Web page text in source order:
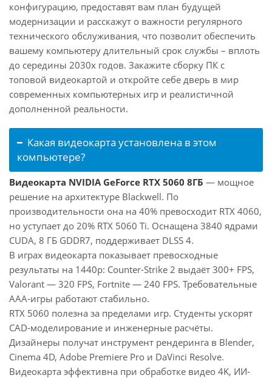
конфигурацию, предоставят вам план будущей
модернизации и расскажут о важности регулярного
технического обслуживания, что позволит обеспечить
вашему компьютеру длительный срок службы – вплоть
до середины 2030х годов. Закажите сборку ПК с
топовой видеокартой и откройте себе дверь в мир
современных компьютерных игр и реалистичной
дополненной реальности.
Какая видеокарта установлена в этом
компьютере?
Видеокарта NVIDIA GeForce RTX 5060 8ГБ — мощное
решение на архитектуре Blackwell. По
производительности она на 40% превосходит RTX 4060,
но уступает до 20% RTX 5060 Ti. Оснащена 3840 ядрами
CUDA, 8 ГБ GDDR7, поддерживает DLSS 4.
В играх видеокарта показывает превосходные
результаты на 1440p: Counter-Strike 2 выдаёт 300+ FPS,
Valorant — 320 FPS, Fortnite — 240 FPS. Требовательные
AAA-игры работают стабильно.
RTX 5060 полезна за пределами игр. Студенты ускорят
CAD-моделирование и инженерные расчёты.
Дизайнеры получат инструмент рендеринга в Blender,
Cinema 4D, Adobe Premiere Pro и DaVinci Resolve.
Видеокарта эффективна при обработке видео 4K, ИИ-